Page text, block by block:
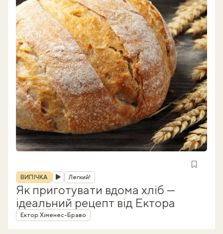
Рубрика
ВИПІЧКА Легкий!
Як приготувати вдома хліб —
ідеальний рецепт від Ектора
Автор
Ектор Хіменес-Браво